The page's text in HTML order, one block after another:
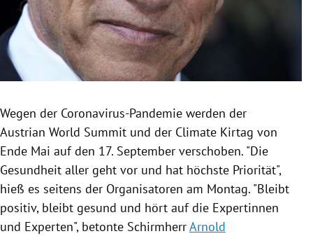
Untermenü
Untermenü
Untermenü
Wegen der Coronavirus-Pandemie werden der
Austrian World Summit und der Climate Kirtag von
Ende Mai auf den 17. September verschoben. "Die
Gesundheit aller geht vor und hat höchste Priorität",
hieß es seitens der Organisatoren am Montag. "Bleibt
positiv, bleibt gesund und hört auf die Expertinnen
und Experten", betonte SchirmherrArnold